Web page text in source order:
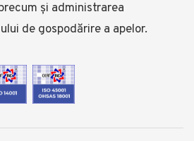
și administrarea
de gospodărire a apelor.